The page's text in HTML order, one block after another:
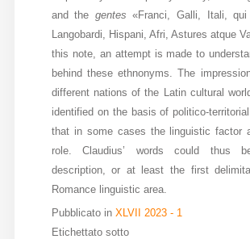
and the gentes «Franci, Galli, Itali, qui
Langobardi, Hispani, Afri, Astures atque
this note, an attempt is made to
behind these ethnonyms. The
different nations of the Latin cultural
identified on the basis of politico-
that in some cases the linguistic factor
role. Claudius’ words could thus
description, or at least the first
Romance linguistic area.
Pubblicato in XLVII 2023 - 1
Etichettato sotto